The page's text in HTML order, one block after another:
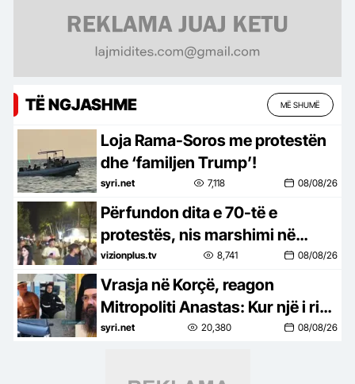
TË NGJASHME MË SHUMË
Loja Rama-Soros me protestën
dhe ‘familjen Trump’!
syri.net 7,118 08/08/26
Përfundon dita e 70-të e
protestës, nis marshimi në
rrugë
vizionplus.tv 8,741 08/08/26
Vrasja në Korçë, reagon
Mitropoliti Anastas: Kur një i ri
vret një të ri, shoqëria qan për të
syri.net 20,380 08/08/26